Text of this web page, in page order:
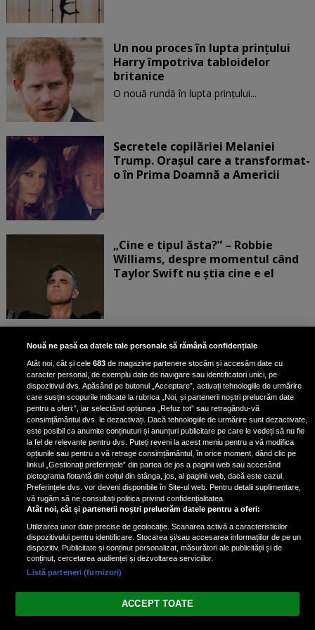
Un nou proces în lupta prinţului
Harry împotriva tabloidelor
britanice
O nouă rundă în lupta prinţului...
Secretele copilăriei Melaniei
Trump. Orașul care a transformat-
o în Prima Doamnă a Americii
„Cine e tipul ăsta?” – Robbie
Williams, despre momentul când
Taylor Swift nu știa cine e el
Bruce Dickinson, solistul trupei
Iron Maiden, şi-a arătat talentul
de scrimer la un concurs în Franţa
Nicki Minaj, acuzată de agresiune
de fostul manager: Detalii șocante
din proces
Nicki Minaj le-a lăudat pe...
Vezi varianta Desktop
Nouă ne pasă ca datele tale personale să rămână confidențiale
Atât noi, cât și cele683 de magazine partenere stocăm și accesăm date cu
caracter personal, de exemplu date de navigare sau identificatori unici, pe
dispozitivul dvs. Apăsând pe butonul „Acceptare”, activați tehnologiile de urmărire
care susțin scopurile indicate la rubrica „Noi, și partenerii noștri prelucrăm date
pentru a oferi:”, iar selectând opțiunea „Refuz tot” sau retragându-vă
consimțământul dvs. le dezactivați. Dacă tehnologiile de urmărire sunt dezactivate,
este posibil ca anumite conținuturi și anunțuri publicitare pe care le vedeți să nu fie
la fel de relevante pentru dvs. Puteți reveni la acest meniu pentru a vă modifica
opțiunile sau pentru a vă retrage consimțământul, în orice moment, dând clic pe
linkul „Gestionați preferințele” din partea de jos a paginii web sau accesând
pictograma flotantă din colțul din stânga, jos, al paginii web, dacă este cazul.
Preferințele dvs. vor deveni disponibile în Site-ul web. Pentru detalii suplimentare,
vă rugăm să ne consultați politica privind confidențialitatea.
Atât noi, cât și partenerii noștri prelucrăm datele pentru a oferi:
Utilizarea unor date precise de geolocație. Scanarea activă a caracteristicilor
dispozitivului pentru identificare. Stocarea și/sau accesarea informațiilor de pe un
dispozitiv. Publicitate și conținut personalizat, măsurători ale publicității și de
conținut, cercetarea audienței și dezvoltarea serviciilor.
Listă parteneri (furnizori)
ACCEPT TOATE